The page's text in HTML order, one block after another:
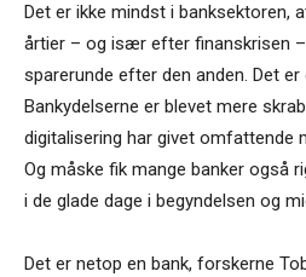
Det er ikke mindst i banksektoren,
årtier – og især efter finanskrisen
sparerunde efter den anden. Det er
Bankydelserne er blevet mere
digitalisering har givet omfattende
Og måske fik mange banker også
i de glade dage i begyndelsen og
Det er netop en bank, forskerne